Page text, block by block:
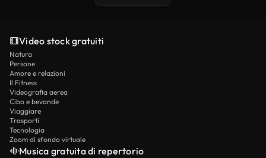
Video stock gratuiti
Natura
Persone
Amore e relazioni
Il Fitness
Videografia aerea
Cibo e bevande
Viaggiare
Trasporti
Tecnologia
Zoom di sfondo virtuale
Musica gratuita di repertorio